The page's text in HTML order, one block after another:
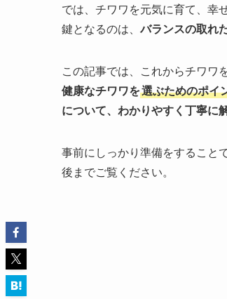
では、チワワを元気に育て、幸
鍵となるのは、バランスの取れ
この記事では、これからチワワ
健康なチワワを選ぶためのポイ
について、わかりやすく丁寧に
事前にしっかり準備をすること
後までご覧ください。